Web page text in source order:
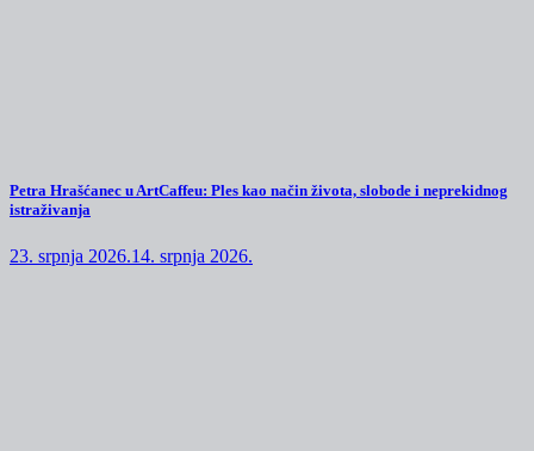
Petra Hrašćanec u ArtCaffeu: Ples kao način života, slobode i neprekidnog
istraživanja
23. srpnja 2026.14. srpnja 2026.